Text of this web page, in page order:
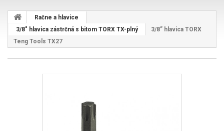
Račne a hlavice
3/8" hlavica zástrčná s bitom TORX TX-plný
3/8” hlavica TORX
Teng Tools TX27